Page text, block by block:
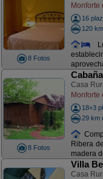
8 Fotos
Monforte
16
120
8 Fotos
Casa
Monforte
18+3
29 km
Ribera
madera
Villa
Casa